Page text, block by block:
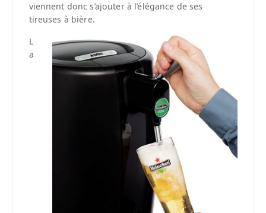
viennent donc s’ajouter à l’élégance de ses
tireuses à bière.
L
a